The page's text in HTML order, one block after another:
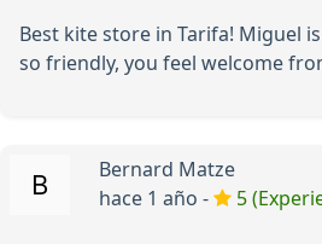
Best kite store in Tarifa! Miguel
so friendly, you feel welcome
Bernard Matze
hace 1 año -
5